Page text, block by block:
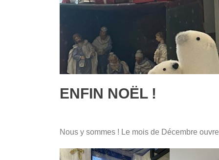
ENFIN NOËL !
Nous y sommes ! Le mois de Décembre